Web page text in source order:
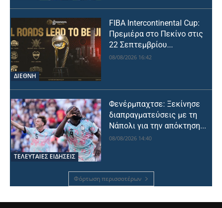
ΔΙΕΘΝΗ
FIBA Intercontinental Cup:
Πρεμιέρα στο Πεκίνο στις
22 Σεπτεμβρίου...
08/08/2026 16:42
ΤΕΛΕΥΤΑΙΕΣ ΕΙΔΗΣΕΙΣ
Φενέρμπαχτσε: Ξεκίνησε
διαπραγματεύσεις με τη
Νάπολι για την απόκτηση...
08/08/2026 14:40
Φόρτωση περισσοτέρων